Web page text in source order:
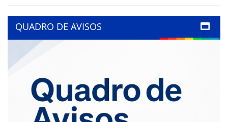
QUADRO DE AVISOS